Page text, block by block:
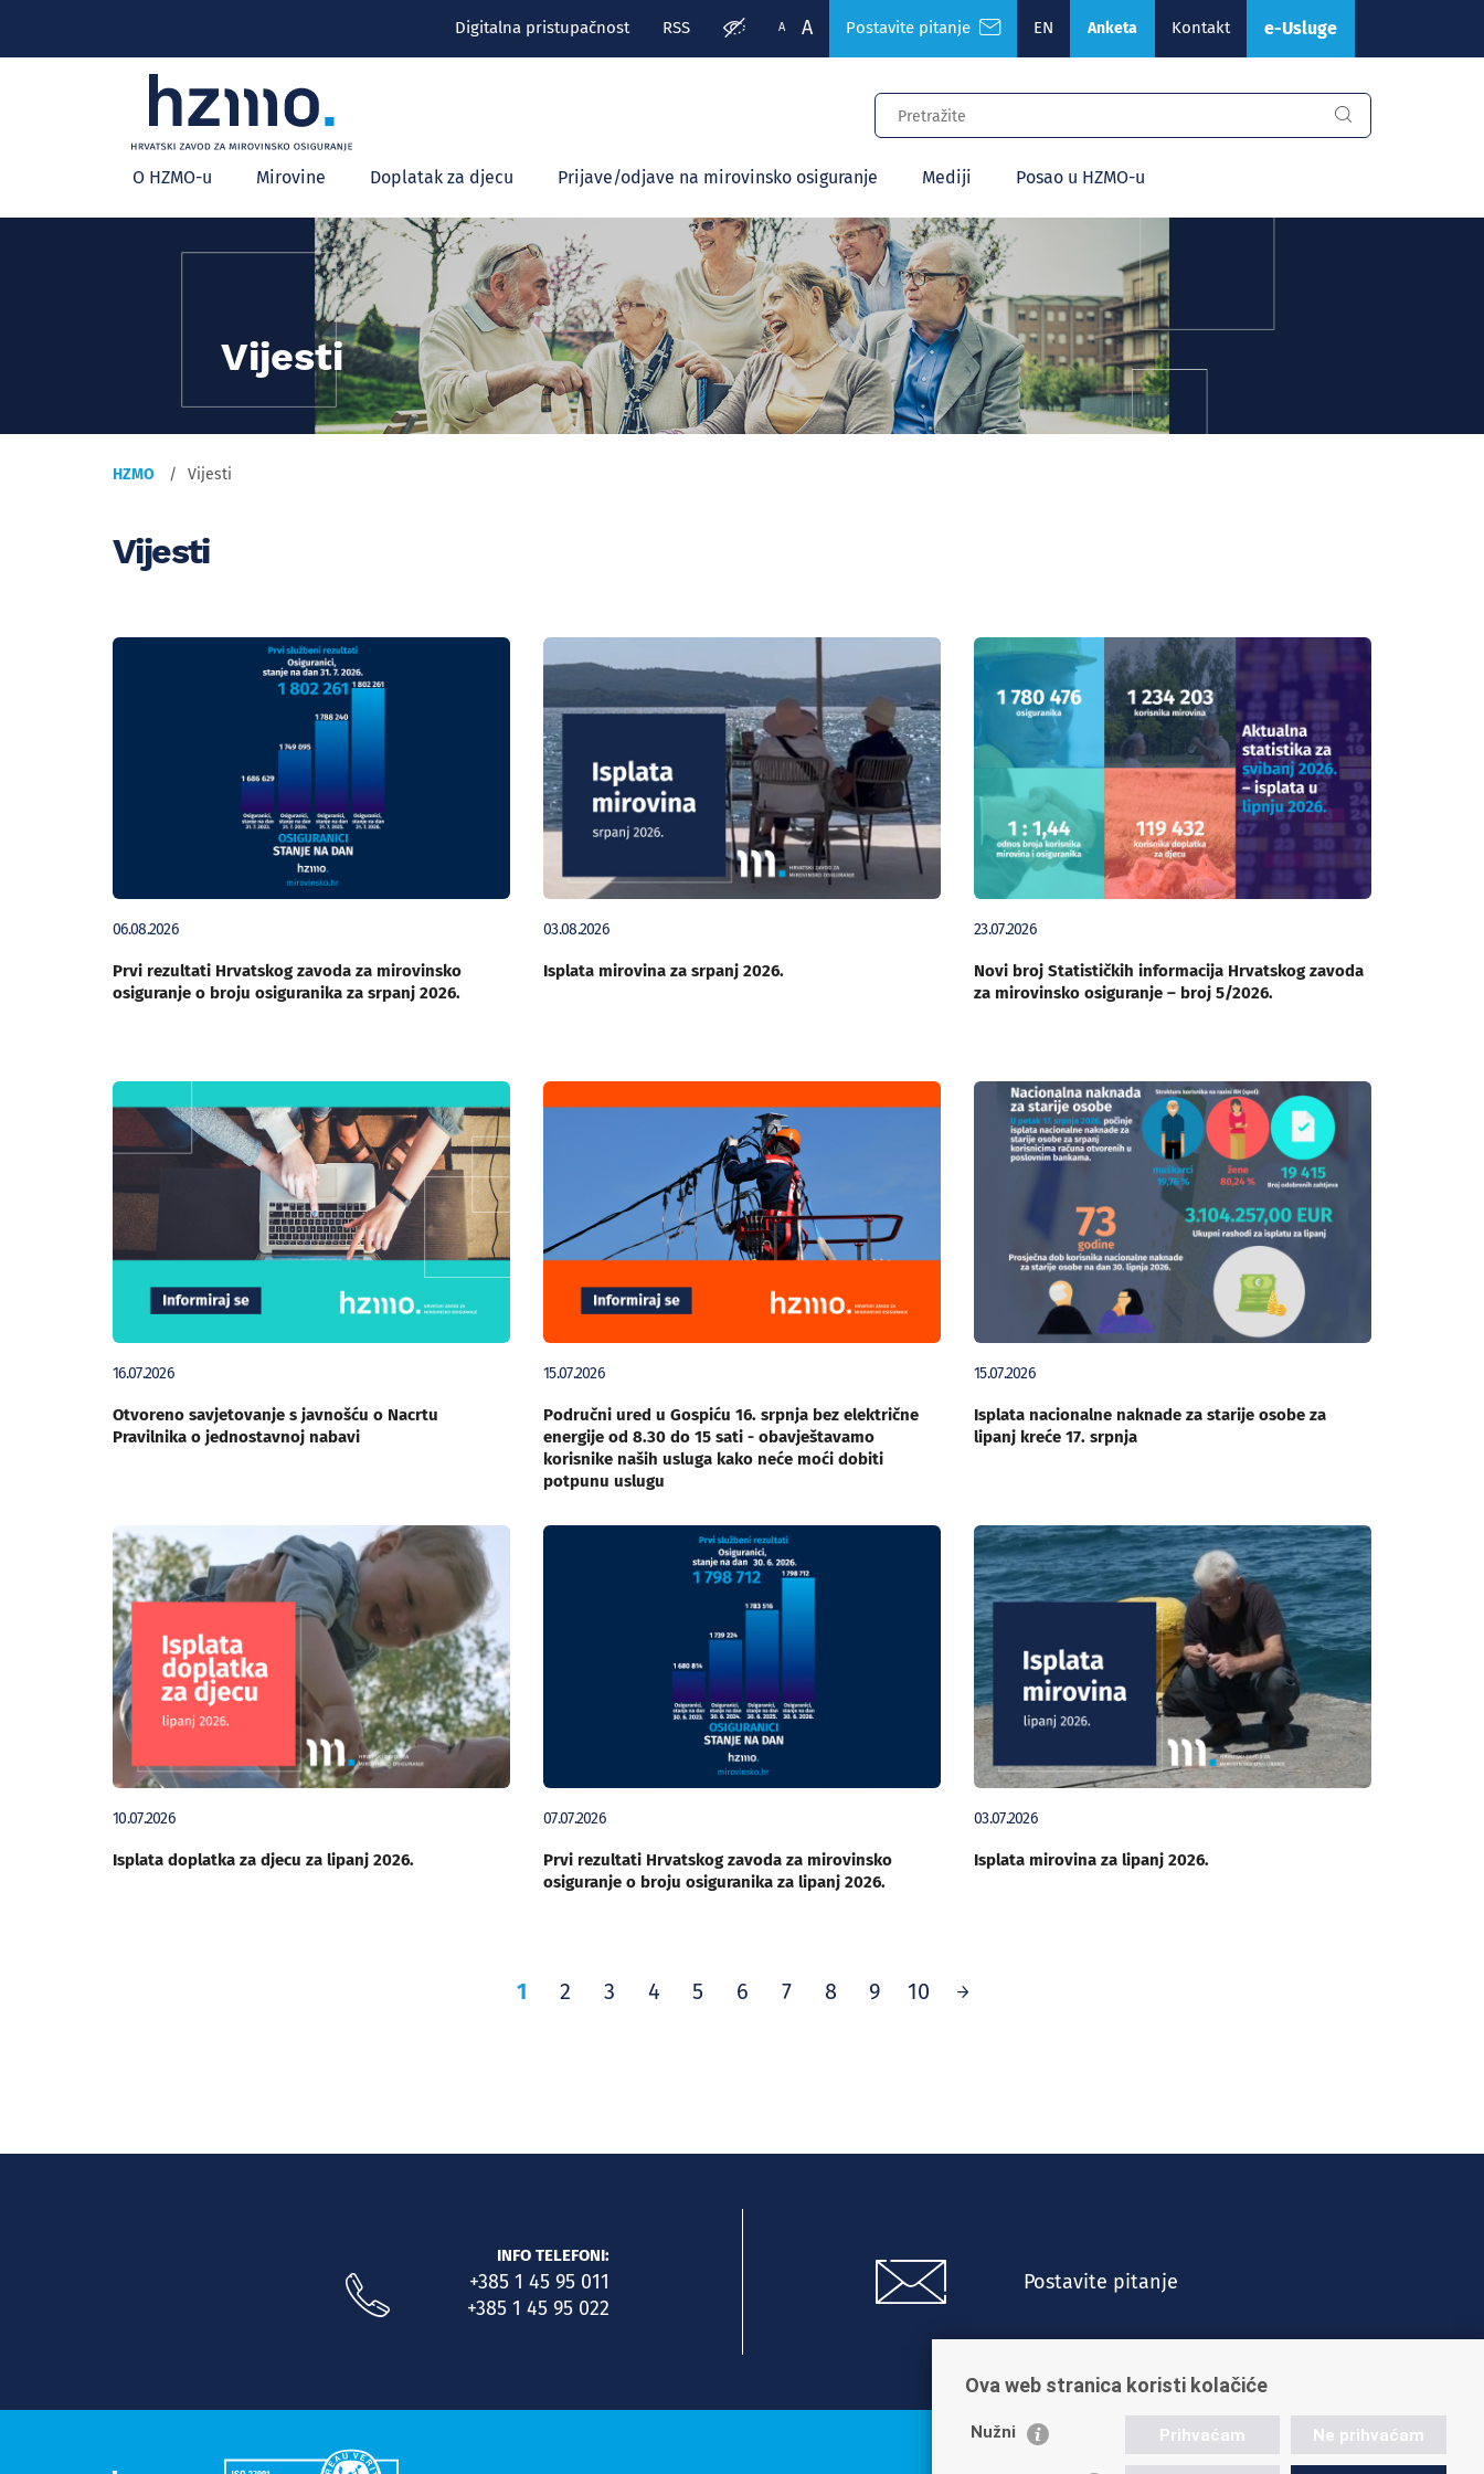
Digitalna pristupačnost RSS A A Postavite pitanje EN Anketa Kontakt e-Usluge
Glavni
izbornik
O HZMO-u Mirovine Doplatak za djecu Prijave/odjave na mirovinsko osiguranje Mediji Posao u HZMO-u
Vijesti
HZMO Vijesti
Vijesti
06.08.2026
Prvi rezultati Hrvatskog zavoda za mirovinsko
osiguranje o broju osiguranika za srpanj 2026.
03.08.2026
Isplata mirovina za srpanj 2026.
23.07.2026
Novi broj Statističkih informacija Hrvatskog zavoda
za mirovinsko osiguranje – broj 5/2026.
16.07.2026
Otvoreno savjetovanje s javnošću o Nacrtu
Pravilnika o jednostavnoj nabavi
15.07.2026
Područni ured u Gospiću 16. srpnja bez električne
energije od 8.30 do 15 sati - obavještavamo
korisnike naših usluga kako neće moći dobiti
potpunu uslugu
15.07.2026
Isplata nacionalne naknade za starije osobe za
lipanj kreće 17. srpnja
10.07.2026
Isplata doplatka za djecu za lipanj 2026.
07.07.2026
Prvi rezultati Hrvatskog zavoda za mirovinsko
osiguranje o broju osiguranika za lipanj 2026.
03.07.2026
Isplata mirovina za lipanj 2026.
1 2 3 4 5 6 7 8 9 10
INFO TELEFONI:
+385 1 45 95 011
+385 1 45 95 022
Postavite pitanje
Ova web stranica koristi kolačiće
Nužni Prihvaćam Ne prihvaćam